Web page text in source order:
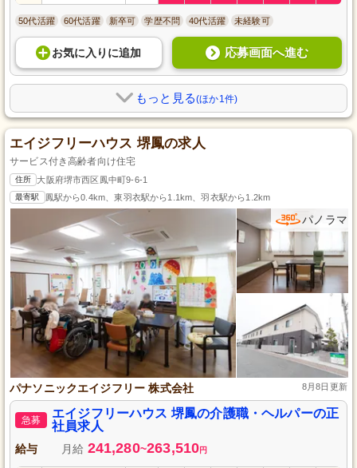
50代活躍 60代活躍 新卒可 学歴不問 40代活躍 未経験可
お気に入り に追加 応募画面へ進む
もっと見る(ほか1件)
エイジフリーハウス 堺鳳の求人
サービス付き高齢者向け住宅
住所 大阪府堺市西区鳳中町9-6-1
最寄駅 鳳駅から0.4km、東羽衣駅から1.1km、羽衣駅から1.2km
パノラマ
パナソニックエイジフリー 株式会社 8月8日更新
急募
エイジフリーハウス 堺鳳の介護職・ヘルパーの正
社員求人
給与 月給 241,280~263,510円